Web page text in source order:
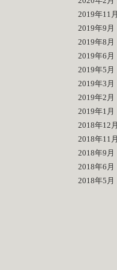
2019年11月
2019年9月
2019年8月
2019年6月
2019年5月
2019年3月
2019年2月
2019年1月
2018年12月
2018年11月
2018年9月
2018年6月
2018年5月